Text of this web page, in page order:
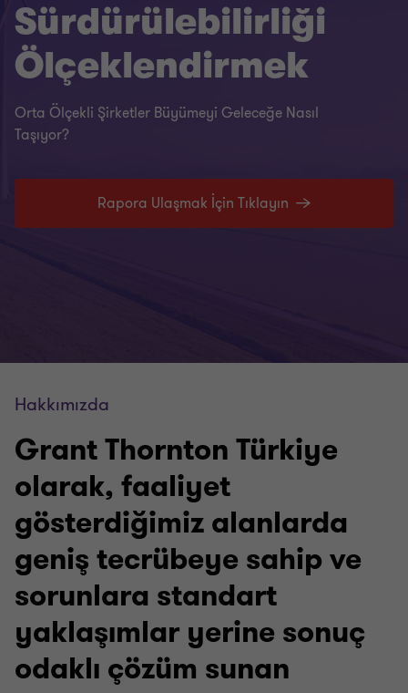
Sürdürülebilirliği
Ölçeklendirmek
Orta Ölçekli Şirketler Büyümeyi Geleceğe Nasıl
Taşıyor?
Rapora Ulaşmak İçin Tıklayın
Hakkımızda
Grant Thornton Türkiye
olarak, faaliyet
gösterdiğimiz alanlarda
geniş tecrübeye sahip ve
sorunlara standart
yaklaşımlar yerine sonuç
odaklı çözüm sunan